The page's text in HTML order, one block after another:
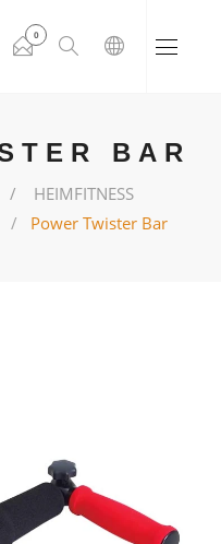
0
BAR
HEIMFITNESS
Power Twister Bar